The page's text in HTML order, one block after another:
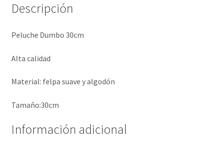
Descripción
Peluche Dumbo 30cm
Alta calidad
Material: felpa suave y algodón
Tamaño:30cm
Información adicional